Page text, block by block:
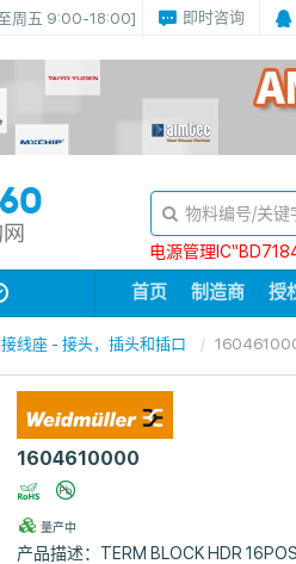
周五 9:00-18:00] 即时咨询
电源管理
首页 制造商 授
接线座 - 接头，插头和插口
1604610000
量产中
产品描述： TERM BLOCK HDR